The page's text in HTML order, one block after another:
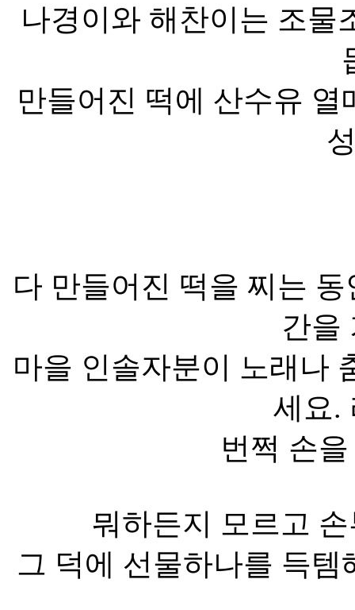
나경이와 해찬이는 조물
만들어진 떡에 산수유
다 만들어진 떡을 찌는
간을
마을 인솔자분이 노래나
세요.
번쩍 손
뭐하든지 모르고
그 덕에 선물하나를 득